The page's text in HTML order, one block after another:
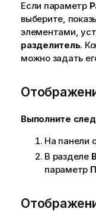
Если параметр
выберите,
элементами,
разделитель.
можно задать
Выполните
На панели
В разделе
параметр